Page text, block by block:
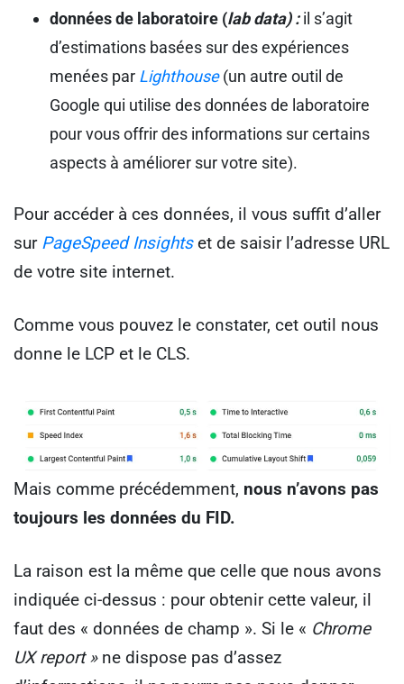
données de laboratoire (lab data) : il s’agit
d’estimations basées sur des expériences
menées par Lighthouse(un autre outil de
Google qui utilise des données de laboratoire
pour vous offrir des informations sur certains
aspects à améliorer sur votre site).
Pour accéder à ces données, il vous suffit d’aller
sur PageSpeed Insightset de saisir l’adresse URL
de votre site internet.
Comme vous pouvez le constater, cet outil nous
donne le LCP et le CLS.
Mais comme précédemment, nous n’avons pas
toujours les données du FID.
La raison est la même que celle que nous avons
indiquée ci-dessus : pour obtenir cette valeur, il
faut des « données de champ ». Si le « Chrome
UX report »ne dispose pas d’assez